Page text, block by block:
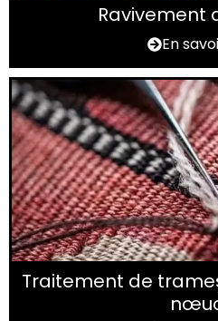
Ravivement
En
Traitement de